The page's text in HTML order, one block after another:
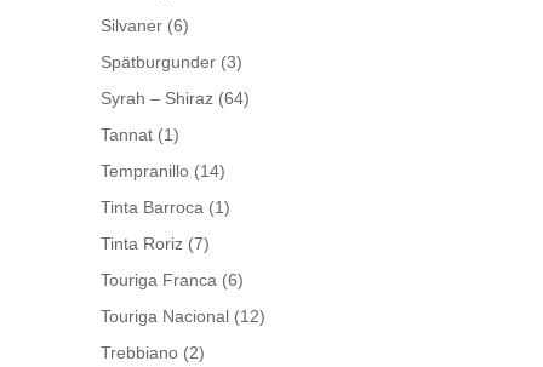
Silvaner (6)
Spätburgunder (3)
Syrah – Shiraz (64)
Tannat (1)
Tempranillo (14)
Tinta Barroca (1)
Tinta Roriz (7)
Touriga Franca (6)
Touriga Nacional (12)
Trebbiano (2)